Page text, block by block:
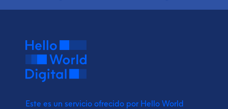
Este es un servicio ofrecido por Hello World